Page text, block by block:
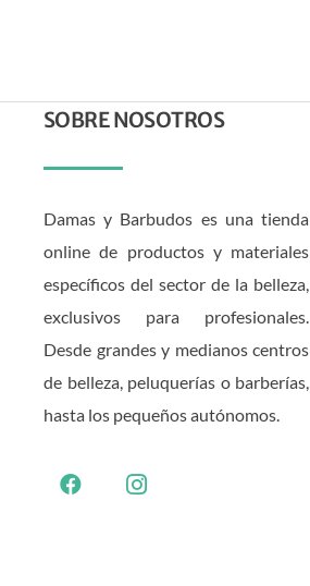
SOBRE NOSOTROS
Damas y Barbudos es una tienda
online de productos y materiales
específicos del sector de la belleza,
exclusivos para profesionales.
Desde grandes y medianos centros
de belleza, peluquerías o barberías,
hasta los pequeños autónomos.